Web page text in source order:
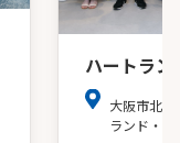
ハートラ
大阪市北
ランド・